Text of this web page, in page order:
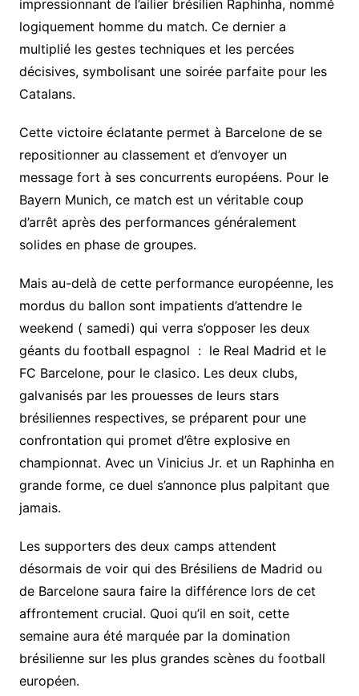
impressionnant de l’ailier brésilien Raphinha, nommé
logiquement homme du match. Ce dernier a
multiplié les gestes techniques et les percées
décisives, symbolisant une soirée parfaite pour les
Catalans.
Cette victoire éclatante permet à Barcelone de se
repositionner au classement et d’envoyer un
message fort à ses concurrents européens. Pour le
Bayern Munich, ce match est un véritable coup
d’arrêt après des performances généralement
solides en phase de groupes.
Mais au-delà de cette performance européenne, les
mordus du ballon sont impatients d’attendre le
weekend ( samedi) qui verra s’opposer les deux
géants du football espagnol : le Real Madrid et le
FC Barcelone, pour le clasico. Les deux clubs,
galvanisés par les prouesses de leurs stars
brésiliennes respectives, se préparent pour une
confrontation qui promet d’être explosive en
championnat. Avec un Vinicius Jr. et un Raphinha en
grande forme, ce duel s’annonce plus palpitant que
jamais.
Les supporters des deux camps attendent
désormais de voir qui des Brésiliens de Madrid ou
de Barcelone saura faire la différence lors de cet
affrontement crucial. Quoi qu’il en soit, cette
semaine aura été marquée par la domination
brésilienne sur les plus grandes scènes du football
européen.